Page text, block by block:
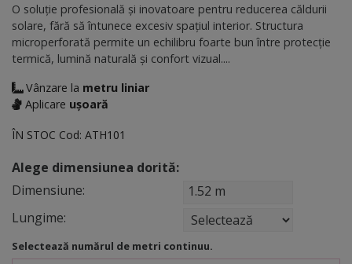
O soluție profesională și inovatoare pentru reducerea căldurii
solare, fără să întunece excesiv spațiul interior. Structura
microperforată permite un echilibru foarte bun între protecție
termică, lumină naturală și confort vizual....
Vânzare la metru liniar
Aplicare ușoară
ÎN STOC Cod: ATH101
Alege dimensiunea dorită:
Dimensiune:
1.52 m
Lungime:
Selectează numărul de metri continuu.